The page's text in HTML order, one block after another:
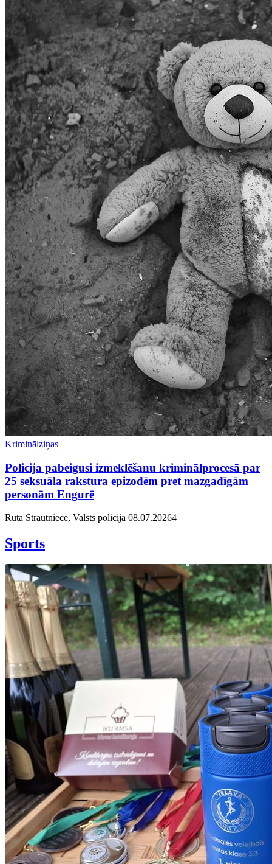
Kriminālziņas
Policija pabeigusi izmeklēšanu kriminālprocesā par
25 seksuāla rakstura epizodēm pret mazgadīgām
personām Engurē
Rūta Strautniece, Valsts policija 08.07.20264
Sports